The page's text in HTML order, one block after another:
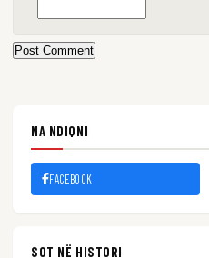
Post Comment
NA NDIQNI
FACEBOOK
SOT NË HISTORI